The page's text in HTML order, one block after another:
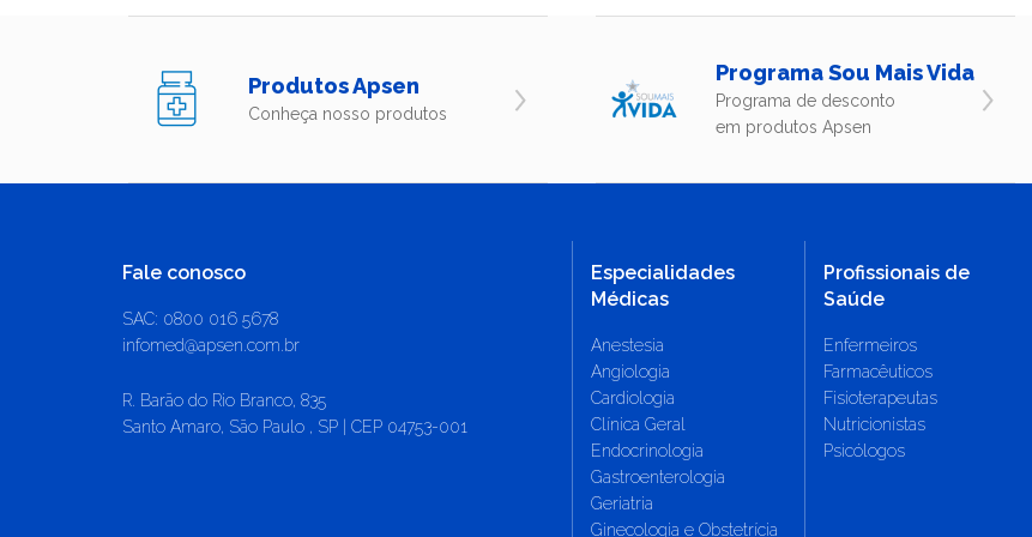
Produtos Apsen
Conheça nosso produtos
Programa Sou Mais Vida
Programa de desconto
em produtos Apsen
Fale conosco
SAC: 0800 016 5678
infomed@apsen.com.br
R. Barão do Rio Branco, 835
Santo Amaro, São Paulo , SP | CEP 04753-001
Especialidades
Médicas
Anestesia
Angiologia
Cardiologia
Clínica Geral
Endocrinologia
Gastroenterologia
Geriatria
Ginecologia e Obstetrícia
Profissionais de
Saúde
Enfermeiros
Farmacêuticos
Fisioterapeutas
Nutricionistas
Psicólogos